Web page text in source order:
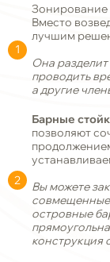
Зонирование
Вместо
лучшим
Она
проводить
а другие
Барные
позволяют
Вы можете
островные
конструкция